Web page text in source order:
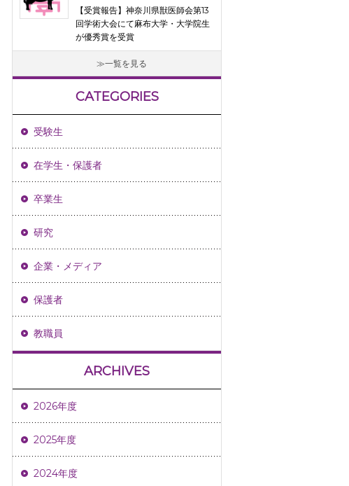
【受賞報告】神奈川県獣医師会第13
回学術大会にて麻布大学・大学院生
が優秀賞を受賞
一覧を見る
CATEGORIES
受験生
在学生・保護者
卒業生
研究
企業・メディア
保護者
教職員
ARCHIVES
2026年度
2025年度
2024年度